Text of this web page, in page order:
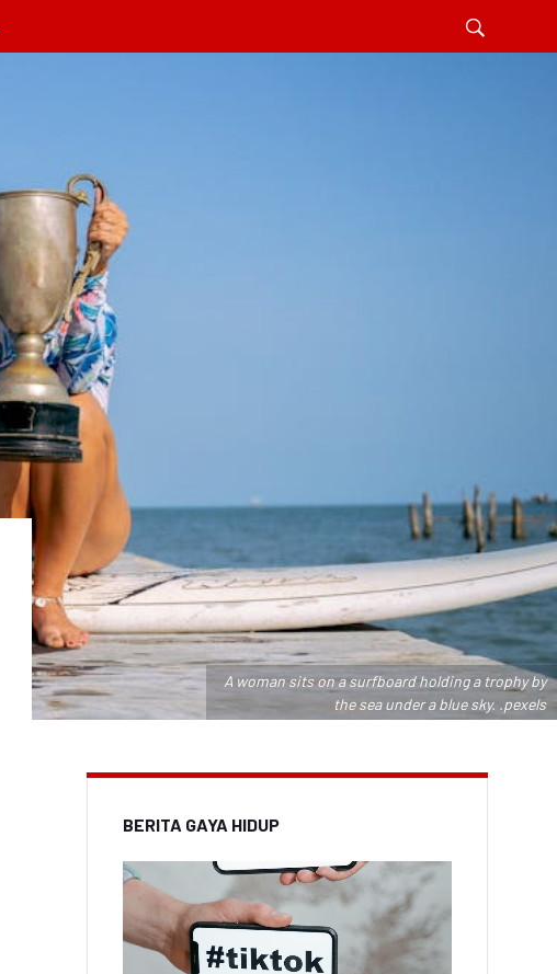
A woman sits on a surfboard holding a trophy by
the sea under a blue sky. .pexels
BERITA GAYA HIDUP